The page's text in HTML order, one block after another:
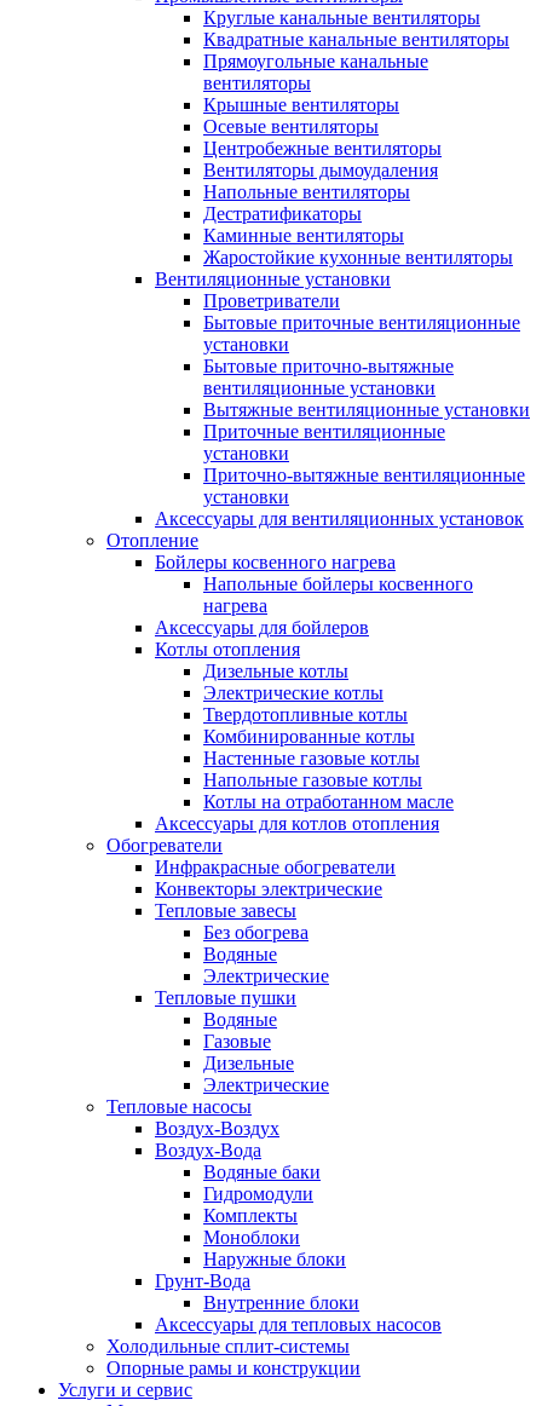
Круглые канальные вентиляторы
Квадратные канальные вентиляторы
Прямоугольные канальные
вентиляторы
Крышные вентиляторы
Осевые вентиляторы
Центробежные вентиляторы
Вентиляторы дымоудаления
Напольные вентиляторы
Дестратификаторы
Каминные вентиляторы
Жаростойкие кухонные вентиляторы
Вентиляционные установки
Проветриватели
Бытовые приточные вентиляционные
установки
Бытовые приточно-вытяжные
вентиляционные установки
Вытяжные вентиляционные установки
Приточные вентиляционные
установки
Приточно-вытяжные вентиляционные
установки
Аксессуары для вентиляционных установок
Отопление
Бойлеры косвенного нагрева
Напольные бойлеры косвенного
нагрева
Аксессуары для бойлеров
Котлы отопления
Дизельные котлы
Электрические котлы
Твердотопливные котлы
Комбинированные котлы
Настенные газовые котлы
Напольные газовые котлы
Котлы на отработанном масле
Аксессуары для котлов отопления
Обогреватели
Инфракрасные обогреватели
Конвекторы электрические
Тепловые завесы
Без обогрева
Водяные
Электрические
Тепловые пушки
Водяные
Газовые
Дизельные
Электрические
Тепловые насосы
Воздух-Воздух
Воздух-Вода
Водяные баки
Гидромодули
Комплекты
Моноблоки
Наружные блоки
Грунт-Вода
Внутренние блоки
Аксессуары для тепловых насосов
Холодильные сплит-системы
Опорные рамы и конструкции
Услуги и сервис